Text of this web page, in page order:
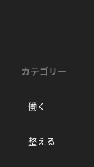
カテゴリー
働く
整える